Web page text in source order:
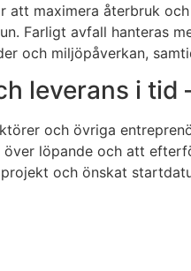
att maximera återbruk
Farligt avfall hanteras
och miljöpåverkan,
leverans i tid
och övriga
löpande och att
och önskat